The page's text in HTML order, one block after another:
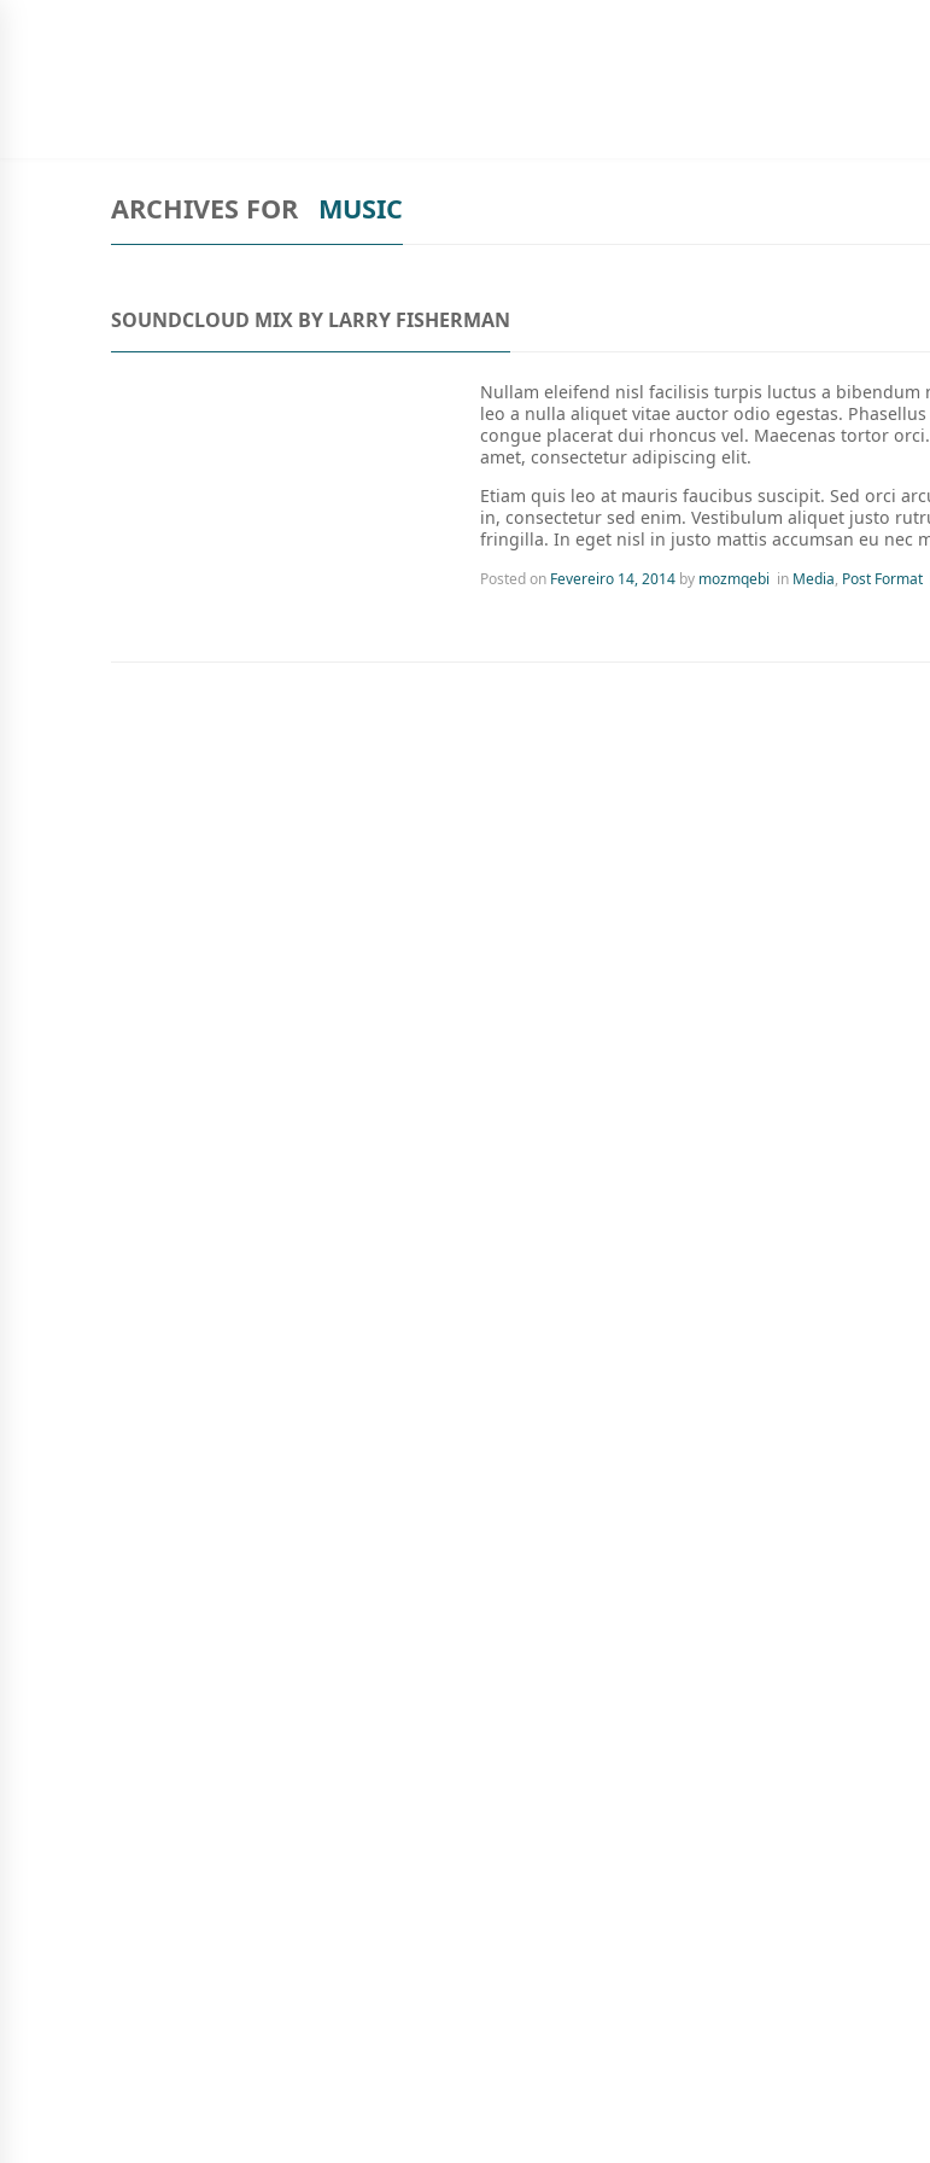
ARCHIVES FOR MUSIC
SOUNDCLOUD MIX BY LARRY FISHERMAN
Nullam eleifend nisl facilisis turpis luctus a bibendum
leo a nulla aliquet vitae auctor odio egestas.
congue placerat dui rhoncus vel. Maecenas tortor
amet, consectetur adipiscing elit.
Etiam quis leo at mauris faucibus suscipit. Sed orci
in, consectetur sed enim. Vestibulum aliquet justo
fringilla. In eget nisl in justo mattis accumsan eu nec
Posted on Fevereiro 14, 2014 by mozmqebi in Media, Post Format